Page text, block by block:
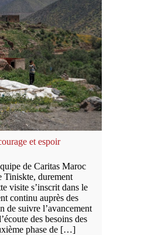
et espoir
de Caritas Maroc
Tiniskte, durement
visite s’inscrit dans le
continu auprès des
de suivre l’avancement
des besoins des
phase de […]